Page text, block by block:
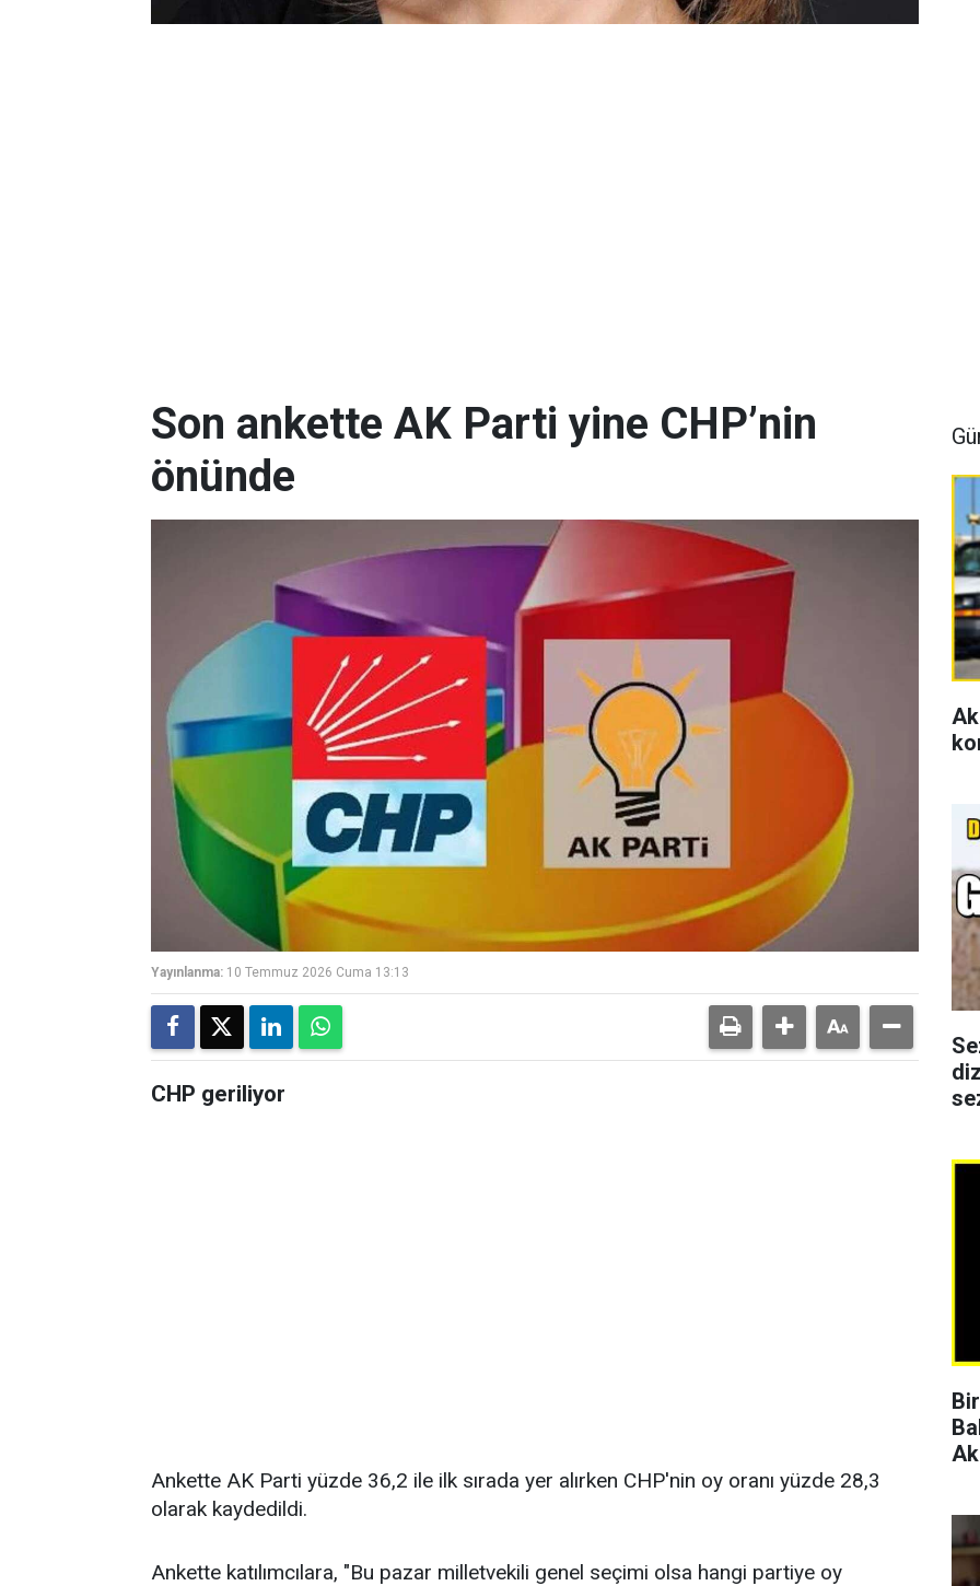
Son ankette AK Parti yine CHP’nin
önünde
Yayınlanma: 10 Temmuz 2026 Cuma 13:13
CHP geriliyor
Ankette AK Parti yüzde 36,2 ile ilk sırada yer alırken CHP'nin oy oranı yüzde 28,3
olarak kaydedildi.
Ankette katılımcılara, "Bu pazar milletvekili genel seçimi olsa hangi partiye oy